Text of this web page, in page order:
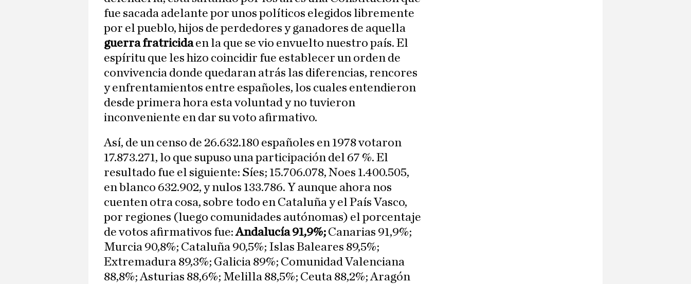
fue sacada adelante por unos políticos elegidos libremente
por el pueblo, hijos de perdedores y ganadores de aquella
guerra fratricidaen la que se vio envuelto nuestro país. El
espíritu que les hizo coincidir fue establecer un orden de
convivencia donde quedaran atrás las diferencias, rencores
y enfrentamientos entre españoles, los cuales entendieron
desde primera hora esta voluntad y no tuvieron
inconveniente en dar su voto afirmativo.
Así, de un censo de 26.632.180 españoles en 1978 votaron
17.873.271, lo que supuso una participación del 67 %. El
resultado fue el siguiente: Síes; 15.706.078, Noes 1.400.505,
en blanco 632.902, y nulos 133.786. Y aunque ahora nos
cuenten otra cosa, sobre todo en Cataluña y el País Vasco,
por regiones (luego comunidades autónomas) el porcentaje
de votos afirmativos fue:Andalucía 91,9%; Canarias 91,9%;
Murcia 90,8%; Cataluña 90,5%; Islas Baleares 89,5%;
Extremadura 89,3%; Galicia 89%; Comunidad Valenciana
88,8%; Asturias 88,6%; Melilla 88,5%; Ceuta 88,2%; Aragón